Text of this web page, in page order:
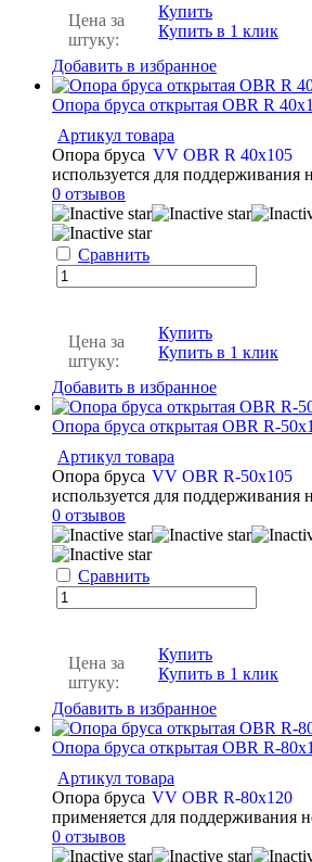
Цена за
штуку:
Купить
Купить в 1 клик
Добавить в избранное
Опора бруса открытая OBR R
Артикул товара
VV OBR R 40x105
Опора бруса
используется для поддерживания
0 отзывов
Сравнить
Цена за
штуку:
Купить
Купить в 1 клик
Добавить в избранное
Опора бруса открытая OBR R-
Артикул товара
VV OBR R-50х105
Опора бруса
используется для поддерживания
0 отзывов
Сравнить
Цена за
штуку:
Купить
Купить в 1 клик
Добавить в избранное
Опора бруса открытая OBR R-
Артикул товара
VV OBR R-80x120
Опора бруса
применяется для поддерживания
0 отзывов